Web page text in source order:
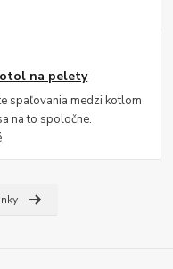
na pelety
spaľovania medzi kotlom
na to spoločne.